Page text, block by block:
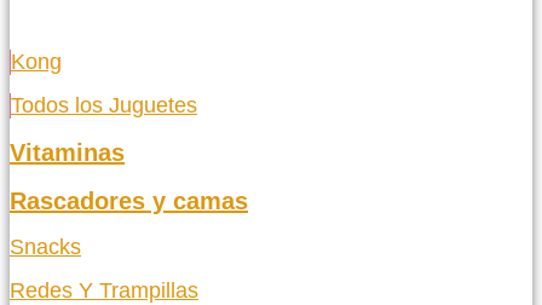
Kong
Todos los Juguetes
Vitaminas
Rascadores y camas
Snacks
Redes Y Trampillas